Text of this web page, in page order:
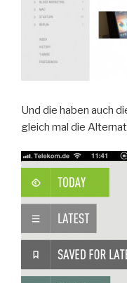
Und die haben auch
gleich mal die